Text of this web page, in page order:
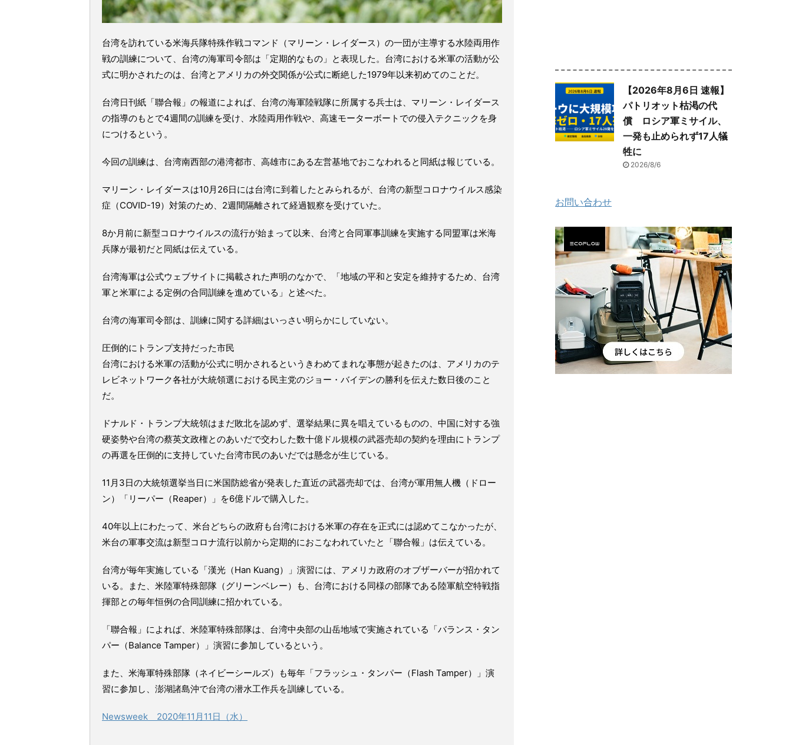
台湾を訪れている米海兵隊特殊作戦コマンド（マリーン・レイダース）の一団が主導する水陸両用作
戦の訓練について、台湾の海軍司令部は「定期的なもの」と表現した。台湾における米軍の活動が公
式に明かされたのは、台湾とアメリカの外交関係が公式に断絶した1979年以来初めてのことだ。
台湾日刊紙「聯合報」の報道によれば、台湾の海軍陸戦隊に所属する兵士は、マリーン・レイダース
の指導のもとで4週間の訓練を受け、水陸両用作戦や、高速モーターボートでの侵入テクニックを身
につけるという。
今回の訓練は、台湾南西部の港湾都市、高雄市にある左営基地でおこなわれると同紙は報じている。
マリーン・レイダースは10月26日には台湾に到着したとみられるが、台湾の新型コロナウイルス感染
症（COVID-19）対策のため、2週間隔離されて経過観察を受けていた。
8か月前に新型コロナウイルスの流行が始まって以来、台湾と合同軍事訓練を実施する同盟軍は米海
兵隊が最初だと同紙は伝えている。
台湾海軍は公式ウェブサイトに掲載された声明のなかで、「地域の平和と安定を維持するため、台湾
軍と米軍による定例の合同訓練を進めている」と述べた。
台湾の海軍司令部は、訓練に関する詳細はいっさい明らかにしていない。
圧倒的にトランプ支持だった市民
台湾における米軍の活動が公式に明かされるというきわめてまれな事態が起きたのは、アメリカのテ
レビネットワーク各社が大統領選における民主党のジョー・バイデンの勝利を伝えた数日後のこと
だ。
ドナルド・トランプ大統領はまだ敗北を認めず、選挙結果に異を唱えているものの、中国に対する強
硬姿勢や台湾の蔡英文政権とのあいだで交わした数十億ドル規模の武器売却の契約を理由にトランプ
の再選を圧倒的に支持していた台湾市民のあいだでは懸念が生じている。
11月3日の大統領選挙当日に米国防総省が発表した直近の武器売却では、台湾が軍用無人機（ドロー
ン）「リーパー（Reaper）」を6億ドルで購入した。
40年以上にわたって、米台どちらの政府も台湾における米軍の存在を正式には認めてこなかったが、
米台の軍事交流は新型コロナ流行以前から定期的におこなわれていたと「聯合報」は伝えている。
台湾が毎年実施している「漢光（Han Kuang）」演習には、アメリカ政府のオブザーバーが招かれて
いる。また、米陸軍特殊部隊（グリーンベレー）も、台湾における同様の部隊である陸軍航空特戦指
揮部との毎年恒例の合同訓練に招かれている。
「聯合報」によれば、米陸軍特殊部隊は、台湾中央部の山岳地域で実施されている「バランス・タン
パー（Balance Tamper）」演習に参加しているという。
また、米海軍特殊部隊（ネイビーシールズ）も毎年「フラッシュ・タンパー（Flash Tamper）」演
習に参加し、澎湖諸島沖で台湾の潜水工作兵を訓練している。
Newsweek 2020年11月11日（水）
【2026年8月6日 速報】
パトリオット枯渇の代
償 ロシア軍ミサイル、
一発も止められず17人犠
牲に
2026/8/6
お問い合わせ